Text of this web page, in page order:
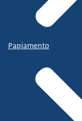
Papiamento